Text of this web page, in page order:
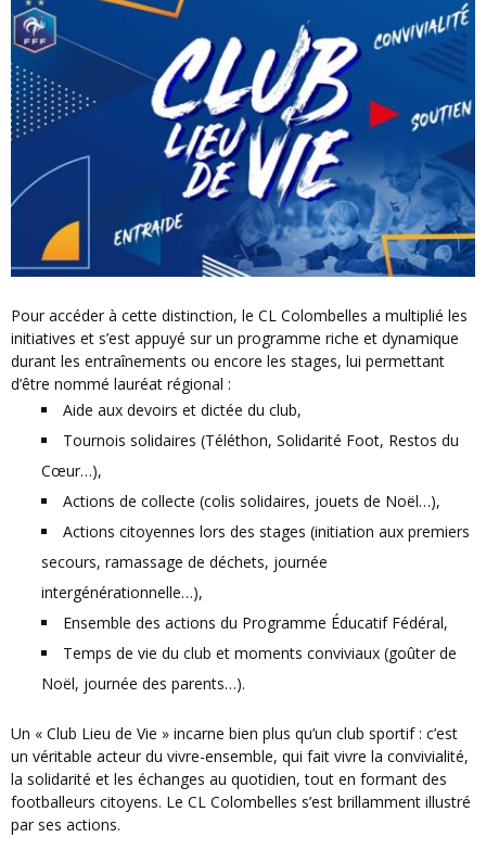
Pour accéder à cette distinction, le CL Colombelles a multiplié les
initiatives et s’est appuyé sur un programme riche et dynamique
durant les entraînements ou encore les stages, lui permettant
d’être nommé lauréat régional :
Aide aux devoirs et dictée du club,
Tournois solidaires (Téléthon, Solidarité Foot, Restos du
Cœur…),
Actions de collecte (colis solidaires, jouets de Noël…),
Actions citoyennes lors des stages (initiation aux premiers
secours, ramassage de déchets, journée
intergénérationnelle…),
Ensemble des actions du Programme Éducatif Fédéral,
Temps de vie du club et moments conviviaux (goûter de
Noël, journée des parents…).
Un « Club Lieu de Vie » incarne bien plus qu’un club sportif : c’est
un véritable acteur du vivre-ensemble, qui fait vivre la convivialité,
la solidarité et les échanges au quotidien, tout en formant des
footballeurs citoyens. Le CL Colombelles s’est brillamment illustré
par ses actions.